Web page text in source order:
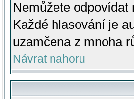
Nemůžete odpovídat
Každé hlasování je
uzamčena z mnoha
Návrat nahoru